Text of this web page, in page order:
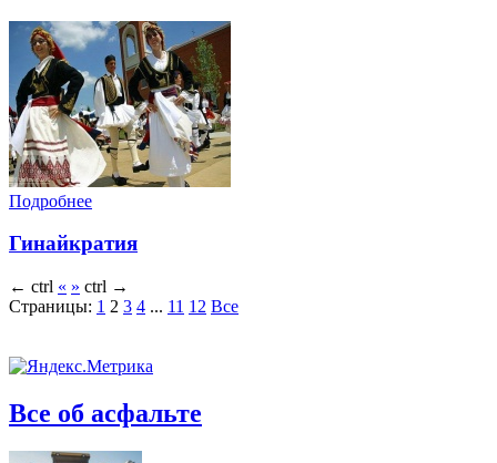
Подробнее
Гинайкратия
← ctrl « » ctrl →
Страницы: 1 2 3 4 ... 11 12 Все
Все об асфальте